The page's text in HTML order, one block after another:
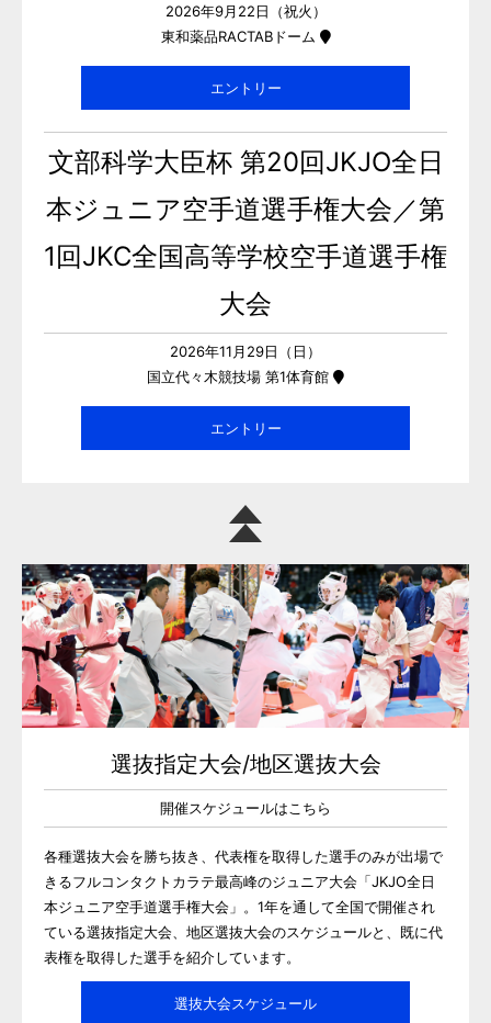
2026年9月22日（祝火）
東和薬品RACTABドーム
エントリー
文部科学大臣杯 第20回JKJO全日
本ジュニア空手道選手権大会／第
1回JKC全国高等学校空手道選手権
大会
2026年11月29日（日）
国立代々木競技場 第1体育館
エントリー
選抜指定大会/地区選抜大会
開催スケジュールはこちら
各種選抜大会を勝ち抜き、代表権を取得した選手のみが出場で
きるフルコンタクトカラテ最高峰のジュニア大会「JKJO全日
本ジュニア空手道選手権大会」。1年を通して全国で開催され
ている選抜指定大会、地区選抜大会のスケジュールと、既に代
表権を取得した選手を紹介しています。
選抜大会スケジュール